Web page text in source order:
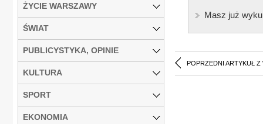
Masz już
POPRZEDNI ARTYKUŁ Z
ŻYCIE WARSZAWY
ŚWIAT
PUBLICYSTYKA, OPINIE
KULTURA
SPORT
EKONOMIA